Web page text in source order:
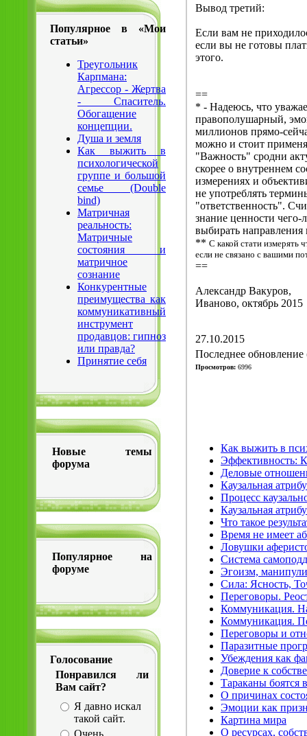
Популярное в «Мои
статьи»
Треугольник
Карпмана:
Агрессор - Жертва
- Спаситель.
Обогащение
концепции.
Душа и земля
Как выжить в
психологической
группе и большой
семье (Double
bind)
Матричная
реальность:
Матричные
состояния и
матричное
сознание
Конкурентные
преимущества как
коммуникативный
инструмент
продавцов: гипноз
или правда?
Принятие себя
Новые темы
форума
Популярное на
форуме
Голосование
Понравился ли
Вам сайт?
Я давно искал
такой сайт.
Очень
Вывод третий:
Если вам не
если вы не готовы
этого.
==
* - Надеюсь, что
правополушарный,
миллионов прямо-
можно и стоит
"Важность" сродни
скорее о внутреннем
измерениях и
не употреблять
"ответственность".
знание ценности чего-
выбирать
** С какой стати измерять
если не связано с вашими
==
Александр Вакуров,
Иваново, октябрь 2015
27.10.2015
Последнее обновление
Просмотров: 6996
Как выжить в
Эффективность:
Деловые
Каузальная
Процесс
Каузальная
Что такое
Время не имеет
Ловушки
Система
Эгоизм,
Сила: Ясность,
Переговоры.
Коммуникация.
Коммуникация.
Переговоры и
Паразитные
Убеждения как
Доверие к
Тараканы боятся
О причинах
Эмоции как
Картина мира
О ресурсах,